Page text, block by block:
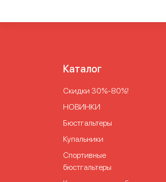
Каталог
Скидки 30%-80%!
НОВИНКИ
Бюстгальтеры
Купальники
Спортивные
бюстгальтеры